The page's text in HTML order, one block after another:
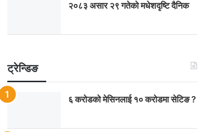
२०८३ असार २९ गतेको मधेशदृष्टि दैनिक
ट्रेन्डिङ
६ करोडको मेसिनलाई १० करोडमा सेटिङ ?